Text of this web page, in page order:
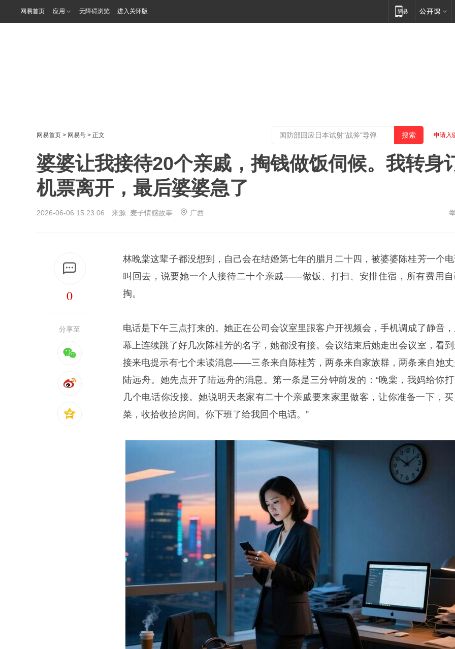
网易首页 应用 无障碍浏览 进入关怀版
网易首页 > 网易号 > 正文 申请入
婆婆让我接待20个亲戚，掏钱做饭伺候。我转身
机票离开，最后婆婆急了
2026-06-06 15:23:06 来源: 麦子情感故事 广西
0
分享至
林晚棠这辈子都没想到，自己会在结婚第七年的腊月二十四，被婆婆陈桂芳一个
叫回去，说要她一个人接待二十个亲戚——做饭、打扫、安排住宿，所有费用
掏。
电话是下午三点打来的。她正在公司会议室里跟客户开视频会，手机调成了静音
幕上连续跳了好几次陈桂芳的名字，她都没有接。会议结束后她走出会议室，看
接来电提示有七个未读消息——三条来自陈桂芳，两条来自家族群，两条来自她
陆远舟。她先点开了陆远舟的消息。第一条是三分钟前发的：“晚棠，我妈给你
几个电话你没接。她说明天老家有二十个亲戚要来家里做客，让你准备一下，
菜，收拾收拾房间。你下班了给我回个电话。”